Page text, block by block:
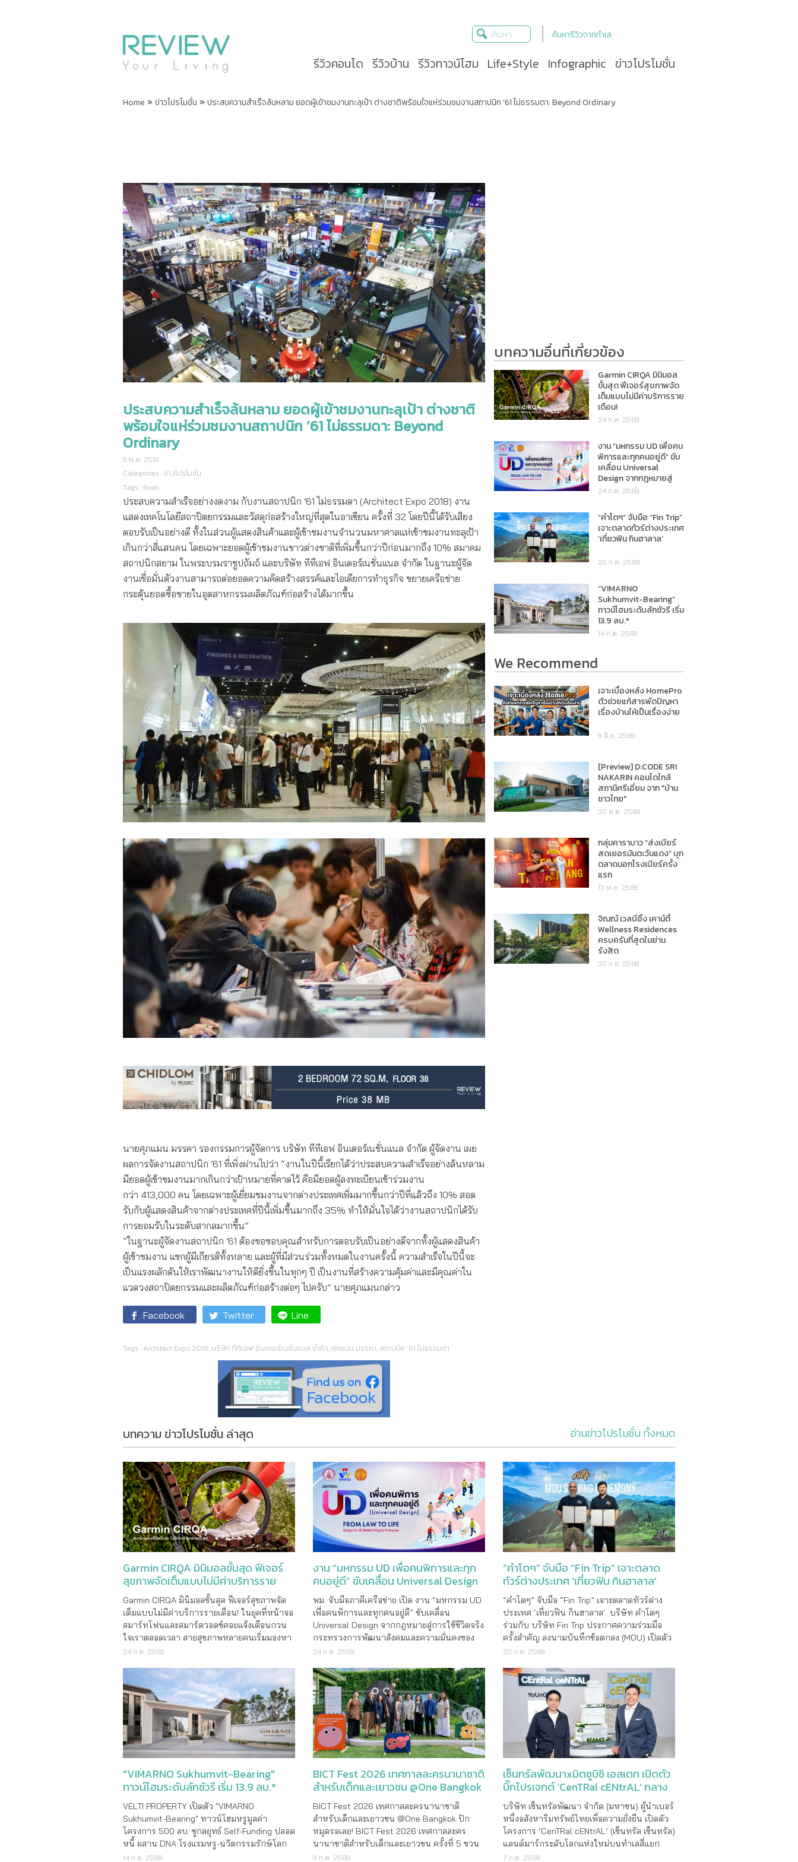
ค้นหารีวิวจากทำเล
รีวิวคอนโด รีวิวบ้าน รีวิวทาวน์โฮม Life+Style Infographic ข่าวโปรโมชั่น
Home »ข่าวโปรโมชั่น »ประสบความสำเร็จล้นหลาม ยอดผู้เข้าชมงานทะลุเป้า ต่างชาติพร้อมใจแห่ร่วมชมงานสถาปนิก ’61 ไม่ธรรมดา: Beyond Ordinary
ประสบความสำเร็จล้นหลาม ยอดผู้เข้าชมงานทะลุเป้า ต่างชาติ
พร้อมใจแห่ร่วมชมงานสถาปนิก ’61 ไม่ธรรมดา: Beyond
Ordinary
8 พ.ค. 2561
Categories : ข่าวโปรโมชั่น
Tags : News
ประสบความสำเร็จอย่างงดงาม กับงานสถาปนิก ’61 ไม่ธรรมดา (Architect Expo 2018) งาน
แสดงเทคโนโลยีสถาปัตยกรรมและวัสดุก่อสร้างใหญ่ที่สุดในอาเซียน ครั้งที่ 32 โดยปีนี้ได้รับเสียง
ตอบรับเป็นอย่างดี ทั้งในส่วนผู้แสดงสินค้าและผู้เข้าชมงานจำนวนมหาศาลแห่เข้าชมงานทะลุเป้า
เกินกว่าสี่แสนคน โดยเฉพาะยอดผู้เข้าชมงานชาวต่างชาติที่เพิ่มขึ้นกว่าปีก่อนมากถึง 10% สมาคม
สถาปนิกสยาม ในพระบรมราชูปถัมถ์ และบริษัท ทีทีเอฟ อินเตอร์เนชั่นแนล จำกัด ในฐานะผู้จัด
งานเชื่อมั่นตัวงานสามารถต่อยอดความคิดสร้างสรรค์และไอเดียการทำธุรกิจ ขยายเครือข่าย
กระตุ้นยอดซื้อขายในอุตสาหกรรมผลิตภัณฑ์ก่อสร้างได้มากขึ้น
นายศุภแมน มรรคา รองกรรมการผู้จัดการ บริษัท ทีทีเอฟ อินเตอร์เนชั่นแนล จำกัด ผู้จัดงาน เผย
ผลการจัดงานสถาปนิก ’61 ที่เพิ่งผ่านไปว่า “งานในปีนี้เรียกได้ว่าประสบความสำเร็จอย่างล้นหลาม
มียอดผู้เข้าชมงานมากเกินกว่าเป้าหมายที่คาดไว้ คือมียอดผู้ลงทะเบียนเข้าร่วมงาน
กว่า 413,000 คน โดยเฉพาะผู้เยี่ยมชมงานจากต่างประเทศเพิ่มมากขึ้นกว่าปีที่แล้วถึง 10% สอด
รับกับผู้แสดงสินค้าจากต่างประเทศที่ปีนี้เพิ่มขึ้นมากถึง 35% ทำให้มั่นใจได้ว่างานสถาปนิกได้รับ
การยอมรับในระดับสากลมากขึ้น”
“ในฐานะผู้จัดงานสถาปนิก ’61 ต้องขอขอบคุณสำหรับการตอบรับเป็นอย่างดีจากทั้งผู้แสดงสินค้า
ผู้เข้าชมงาน แขกผู้มีเกียรติทั้งหลาย และผู้ที่มีส่วนร่วมทั้งหมดในงานครั้งนี้ ความสำเร็จในปีนี้จะ
เป็นแรงผลักดันให้เราพัฒนางานให้ดียิ่งขึ้นในทุกๆ ปี เป็นงานที่สร้างความคุ้มค่าและมีคุณค่าใน
แวดวงสถาปัตยกรรมและผลิตภัณฑ์ก่อสร้างต่อๆ ไปครับ” นายศุภแมนกล่าว
Facebook Twitter Line
Tags : Architect Expo 2018, บริษัท ทีทีเอฟ อินเตอร์เนชั่นแนล จำกัด, ศุภแมน มรรคา, สถาปนิก ’61 ไม่ธรรมดา
บทความอื่นที่เกี่ยวข้อง
Garmin CIRQA มินิมอล
ขั้นสุด ฟีเจอร์สุขภาพจัด
เต็มแบบไม่มีค่าบริการราย
เดือน!
24 ก.ค. 2569
งาน “มหกรรม UD เพื่อคน
พิการและทุกคนอยู่ดี” ขับ
เคลื่อน Universal
Design จากกฎหมายสู่
การใช้ชีวิตจริง
24 ก.ค. 2569
“คำโตๆ” จับมือ “Fin Trip”
เจาะตลาดทัวร์ต่างประเทศ
‘เที่ยวฟิน กินฮาลาล’
20 ก.ค. 2569
“VIMARNO
Sukhumvit-Bearing”
ทาวน์โฮมระดับลักชัวรี เริ่ม
13.9 ลบ.*
14 ก.ค. 2569
We Recommend
เจาะเบื้องหลัง HomePro
ตัวช่วยแก้สารพัดปัญหา
เรื่องบ้านให้เป็นเรื่องง่าย
9 มิ.ย. 2569
[Preview] D:CODE SRI
NAKARIN คอนโดใกล้
สถานีศรีเอี่ยม จาก "บ้าน
ชาวไทย"
30 ม.ค. 2569
กลุ่มคาราบาว “ส่งเบียร์
สดเยอรมันตะวันแดง” บุก
ตลาดนอกโรงเบียร์ครั้ง
แรก
13 พ.ย. 2568
จิณณ์ เวลบีอิ้ง เคาน์ตี้
Wellness Residences
ครบครันที่สุดในย่าน
รังสิต
30 ก.ย. 2568
บทความ ข่าวโปรโมชั่น ล่าสุด อ่านข่าวโปรโมชั่น ทั้งหมด
Garmin CIRQA มินิมอลขั้นสุด ฟีเจอร์
สุขภาพจัดเต็มแบบไม่มีค่าบริการราย
เดือน!
Garmin CIRQA มินิมอลขั้นสุด ฟีเจอร์สุขภาพจัด
เต็มแบบไม่มีค่าบริการรายเดือน! ในยุคที่หน้าจอ
สมาร์ทโฟนและสมาร์ตวอตช์คอยแจ้งเตือนกวน
ใจเราตลอดเวลา สายสุขภาพหลายคนเริ่มมองหา
ทางเลือกใหม่ที่จะช่วยให้เรา “โฟกัสกับการใช้
24 ก.ค. 2569
งาน “มหกรรม UD เพื่อคนพิการและทุก
คนอยู่ดี” ขับเคลื่อน Universal Design
จากกฎหมายสู่การใช้ชีวิตจริง
พม. จับมือภาคีเครือข่าย เปิด งาน “มหกรรม UD
เพื่อคนพิการและทุกคนอยู่ดี” ขับเคลื่อน
Universal Design จากกฎหมายสู่การใช้ชีวิตจริง
กระทรวงการพัฒนาสังคมและความมั่นคงของ
มนุษย์ (พม.) โดยกรมส่งเสริมและพัฒนาคุณภาพ
มหาวิทยาลัยธรรมศาสตร์ ภายใต�
24 ก.ค. 2569
“คำโตๆ” จับมือ “Fin Trip” เจาะตลาด
ทัวร์ต่างประเทศ ‘เที่ยวฟิน กินฮาลาล'
“คำโตๆ” จับมือ “Fin Trip” เจาะตลาดทัวร์ต่าง
ประเทศ ‘เที่ยวฟิน กินฮาลาล' บริษัท คำโตๆ
ร่วมกับ บริษัท Fin Trip ประกาศความร่วมมือ
ครั้งสำคัญ ลงนามบันทึกข้อตกลง (MOU) เปิดตัว
ธุรกิจท่องเที่ยวฮาลาลเต็มรูปแบบ ภายใต้แบรนด์
ทางภายใต้แนวคิด “Filling Fin Halal Trip” ต�
20 ก.ค. 2569
"VIMARNO Sukhumvit-Bearing"
ทาวน์โฮมระดับลักชัวรี เริ่ม 13.9 ลบ.*
VELTI PROPERTY เปิดตัว "VIMARNO
Sukhumvit-Bearing" ทาวน์โฮมหรูมูลค่า
โครงการ 500 ลบ. ชูกลยุทธ์ Self-Funding ปลอด
หนี้ ผสาน DNA โรงแรมหรู-นวัตกรรมรักษ์โลก
ผนึก LPP เจาะตลาด Ed-Estate ย่านแบริ่ง
14 ก.ค. 2569
BICT Fest 2026 เทศกาลละครนานาชาติ
สำหรับเด็กและเยาวชน @One Bangkok
BICT Fest 2026 เทศกาลละครนานาชาติ
สำหรับเด็กและเยาวชน @One Bangkok ปัก
หมุดรอเลย! BICT Fest 2026 เทศกาลละคร
นานาชาติสำหรับเด็กและเยาวชน ครั้งที่ 5 ชวน
สัมผัสพลังแห่ง ‘การเล่น’ กับ 11 การแสดงระดับ
9 ก.ค. 2569
เซ็นทรัลพัฒนาxมิตซูบิชิ เอสเตท เปิดตัว
บิ๊กโปรเจกต์ ‘CenTRal cENtrAL’ กลาง
สยาม
บริษัท เซ็นทรัลพัฒนา จำกัด (มหาชน) ผู้นำเบอร์
หนึ่งอสังหาริมทรัพย์ไทยเพื่อความยั่งยืน เปิดตัว
โครงการ ‘CenTRal cENtrAL’ (เซ็นทรัล เซ็นทรัล)
แลนด์มาร์กระดับโลกแห่งใหม่บนทำเลสี่แยก
ปทุมวัน มูลค่าโครงการรวม 11,000 ล้านบาท
7 ก.ค. 2569